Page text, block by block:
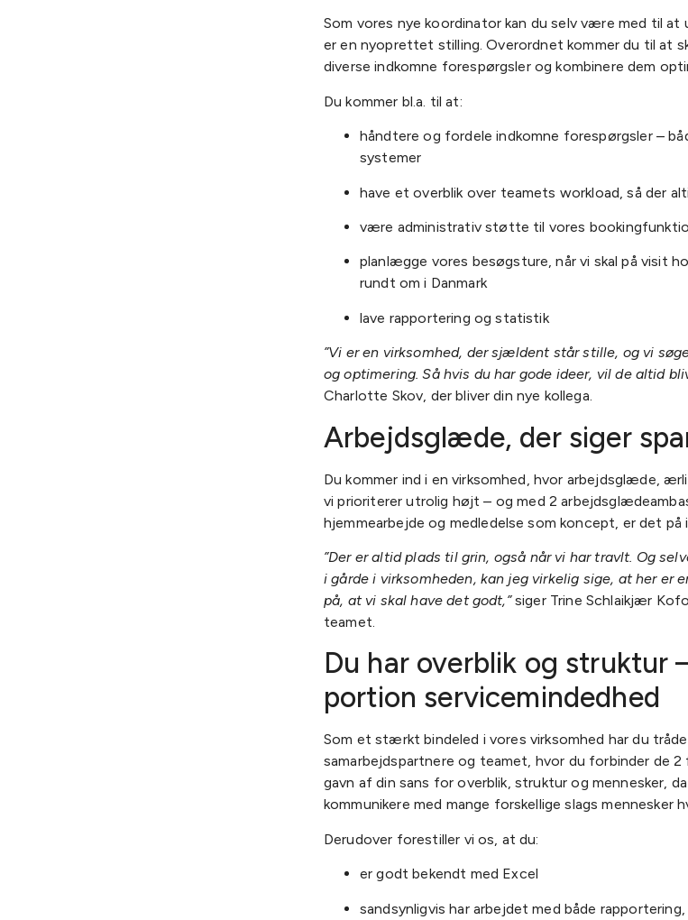
Som vores nye koordinator kan du selv være med til at
er en nyoprettet stilling. Overordnet kommer du til at
diverse indkomne forespørgsler og kombinere dem
Du kommer bl.a. til at:
håndtere og fordele indkomne forespørgsler –
systemer
have et overblik over teamets workload, så der
være administrativ støtte til vores
planlægge vores besøgsture, når vi skal på visit
rundt om i Danmark
lave rapportering og statistik
”Vi er en virksomhed, der sjældent står stille, og vi
og optimering. Så hvis du har gode ideer, vil de altid
Charlotte Skov, der bliver din nye kollega.
Arbejdsglæde, der siger
Du kommer ind i en virksomhed, hvor arbejdsglæde,
vi prioriterer utrolig højt – og med 2
hjemmearbejde og medledelse som koncept, er det på
”Der er altid plads til grin, også når vi har travlt. Og
i gårde i virksomheden, kan jeg virkelig sige, at her
på, at vi skal have det godt,”siger Trine Schlaikjær
teamet.
Du har overblik og struktur
portion servicemindedhed
Som et stærkt bindeled i vores virksomhed har du
samarbejdspartnere og teamet, hvor du forbinder de
gavn af din sans for overblik, struktur og mennesker,
kommunikere med mange forskellige slags mennesker
Derudover forestiller vi os, at du:
er godt bekendt med Excel
sandsynligvis har arbejdet med både